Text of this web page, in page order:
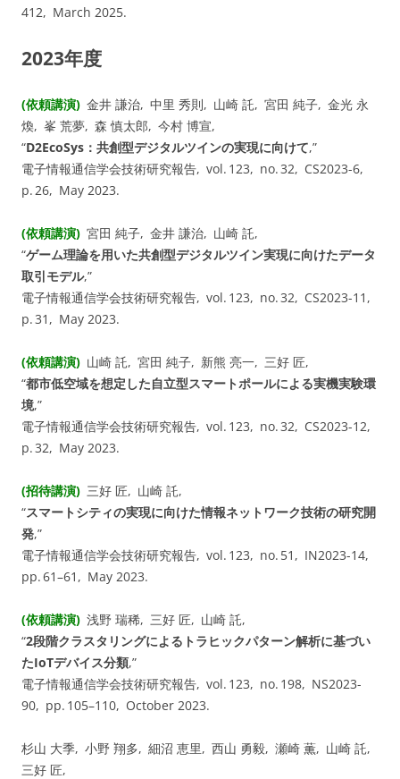
412, March 2025.
2023年度
(依頼講演) 金井 謙治, 中里 秀則, 山崎 託, 宮田 純子, 金光 永
煥, 峯 荒夢, 森 慎太郎, 今村 博宣,
“D2EcoSys：共創型デジタルツインの実現に向けて,”
電子情報通信学会技術研究報告, vol. ⁠123, no. ⁠32, CS2023-6,
p.⁠ ⁠26, May 2023.
(依頼講演) 宮田 純子, 金井 謙治, 山崎 託,
“ゲーム理論を用いた共創型デジタルツイン実現に向けたデータ
取引モデル,”
電子情報通信学会技術研究報告, vol. ⁠123, no. ⁠32, CS2023-11,
p.⁠ ⁠31, May 2023.
(依頼講演) 山崎 託, 宮田 純子, 新熊 亮一, 三好 匠,
“都市低空域を想定した自立型スマートポールによる実機実験環
境,”
電子情報通信学会技術研究報告, vol. ⁠123, no. ⁠32, CS2023-12,
p.⁠ ⁠32, May 2023.
(招待講演) 三好 匠, 山崎 託,
“スマートシティの実現に向けた情報ネットワーク技術の研究開
発,”
電子情報通信学会技術研究報告, vol. ⁠123, no. ⁠51, IN2023-14,
pp.⁠ ⁠61⁠–⁠61, May 2023.
(依頼講演) 浅野 瑞稀, 三好 匠, 山崎 託,
“2段階クラスタリングによるトラヒックパターン解析に基づい
たIoTデバイス分類,”
電子情報通信学会技術研究報告, vol. ⁠123, no. ⁠198, NS2023-
90, pp.⁠ ⁠105⁠–⁠110, October 2023.
杉山 大季, 小野 翔多, 細沼 恵里, 西山 勇毅, 瀬崎 薫, 山崎 託,
三好 匠,